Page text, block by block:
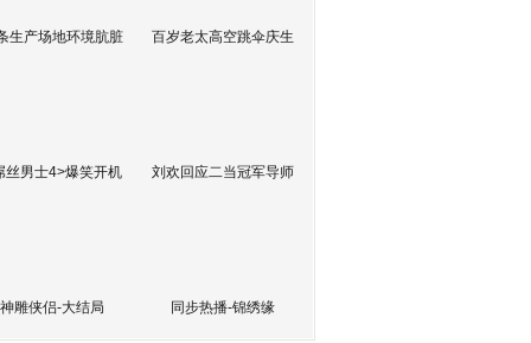
生产场地环境肮脏 百岁老太高空跳伞庆生
丝男士4>爆笑开机 刘欢回应二当冠军导师
神雕侠侣-大结局 同步热播-锦绣缘